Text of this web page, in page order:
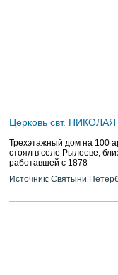
Церковь свт.
Трехэтажный дом на 100
стоял в селе Рылееве,
работавшей с 1878
Источник: Святыни